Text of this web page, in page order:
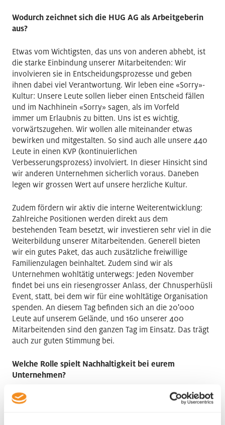
Wodurch zeichnet sich die HUG AG als Arbeitgeberin
aus?
Etwas vom Wichtigsten, das uns von anderen abhebt, ist
die starke Einbindung unserer Mitarbeitenden: Wir
involvieren sie in Entscheidungsprozesse und geben
ihnen dabei viel Verantwortung. Wir leben eine «Sorry»-
Kultur: Unsere Leute sollen lieber einen Entscheid fällen
und im Nachhinein «Sorry» sagen, als im Vorfeld
immer um Erlaubnis zu bitten. Uns ist es wichtig,
vorwärtszugehen. Wir wollen alle miteinander etwas
bewirken und mitgestalten. So sind auch alle unsere 440
Leute in einen KVP (kontinuierlichen
Verbesserungsprozess) involviert. In dieser Hinsicht sind
wir anderen Unternehmen sicherlich voraus. Daneben
legen wir grossen Wert auf unsere herzliche Kultur.
Zudem fördern wir aktiv die interne Weiterentwicklung:
Zahlreiche Positionen werden direkt aus dem
bestehenden Team besetzt, wir investieren sehr viel in die
Weiterbildung unserer Mitarbeitenden. Generell bieten
wir ein gutes Paket, das auch zusätzliche freiwillige
Familienzulagen beinhaltet. Zudem sind wir als
Unternehmen wohltätig unterwegs: Jeden November
findet bei uns ein riesengrosser Anlass, der Chnusperhüsli
Event, statt, bei dem wir für eine wohltätige Organisation
spenden. An diesem Tag befinden sich an die 20'000
Leute auf unserem Gelände, und 160 unserer 400
Mitarbeitenden sind den ganzen Tag im Einsatz. Das trägt
auch zur guten Stimmung bei.
Welche Rolle spielt Nachhaltigkeit bei eurem
Unternehmen?
Nachhaltigkeit war schon immer eine